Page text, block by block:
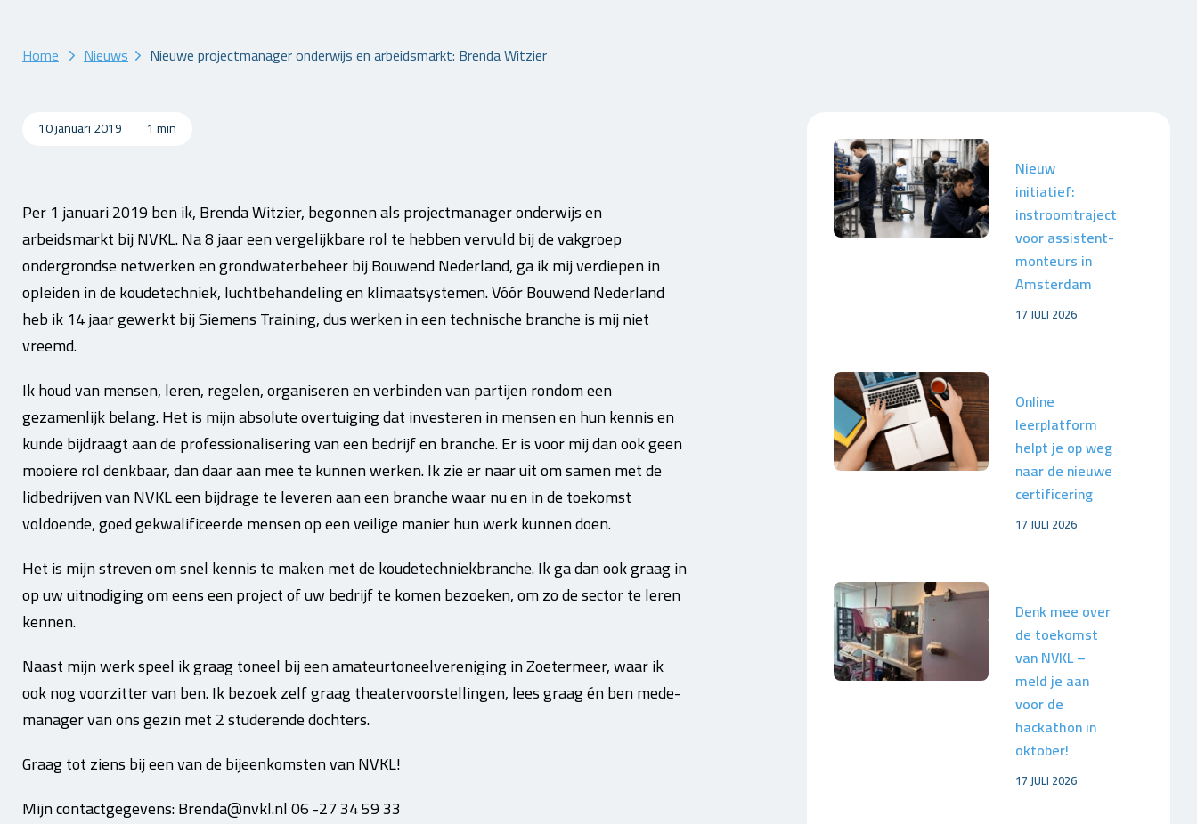
Home Nieuws Nieuwe projectmanager onderwijs en arbeidsmarkt: Brenda Witzier
10 januari 2019 1 min
Per 1 januari 2019 ben ik, Brenda Witzier, begonnen als projectmanager onderwijs en
arbeidsmarkt bij NVKL. Na 8 jaar een vergelijkbare rol te hebben vervuld bij de vakgroep
ondergrondse netwerken en grondwaterbeheer bij Bouwend Nederland, ga ik mij verdiepen in
opleiden in de koudetechniek, luchtbehandeling en klimaatsystemen. Vóór Bouwend Nederland
heb ik 14 jaar gewerkt bij Siemens Training, dus werken in een technische branche is mij niet
vreemd.
Ik houd van mensen, leren, regelen, organiseren en verbinden van partijen rondom een
gezamenlijk belang. Het is mijn absolute overtuiging dat investeren in mensen en hun kennis en
kunde bijdraagt aan de professionalisering van een bedrijf en branche. Er is voor mij dan ook geen
mooiere rol denkbaar, dan daar aan mee te kunnen werken. Ik zie er naar uit om samen met de
lidbedrijven van NVKL een bijdrage te leveren aan een branche waar nu en in de toekomst
voldoende, goed gekwalificeerde mensen op een veilige manier hun werk kunnen doen.
Het is mijn streven om snel kennis te maken met de koudetechniekbranche. Ik ga dan ook graag in
op uw uitnodiging om eens een project of uw bedrijf te komen bezoeken, om zo de sector te leren
kennen.
Naast mijn werk speel ik graag toneel bij een amateurtoneelvereniging in Zoetermeer, waar ik
ook nog voorzitter van ben. Ik bezoek zelf graag theatervoorstellingen, lees graag én ben mede-
manager van ons gezin met 2 studerende dochters.
Graag tot ziens bij een van de bijeenkomsten van NVKL!
Mijn contactgegevens: Brenda@nvkl.nl 06 -27 34 59 33
Nieuw
initiatief:
instroomtraject
voor assistent-
monteurs in
Amsterdam
17 JULI 2026
Online
leerplatform
helpt je op weg
naar de nieuwe
certificering
17 JULI 2026
Denk mee over
de toekomst
van NVKL –
meld je aan
voor de
hackathon in
oktober!
17 JULI 2026